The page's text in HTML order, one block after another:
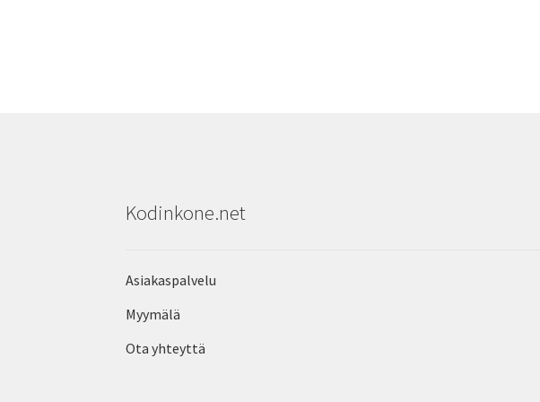
Kodinkone.net
Asiakaspalvelu
Myymälä
Ota yhteyttä